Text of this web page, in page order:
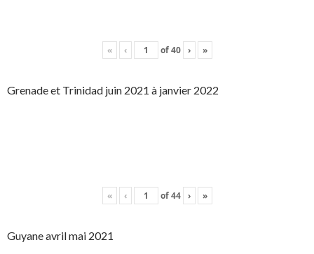
« ‹ of40 › »
Grenade et Trinidad juin 2021 à janvier 2022
« ‹ of44 › »
Guyane avril mai 2021